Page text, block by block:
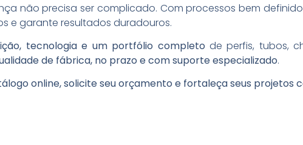
não precisa ser complicado. Com processos bem
e garante resultados duradouros.
tecnologia e um portfólio completo de perfis, tubos,
de fábrica, no prazo e com suporte especializado.
online, solicite seu orçamento e fortaleça seus projetos